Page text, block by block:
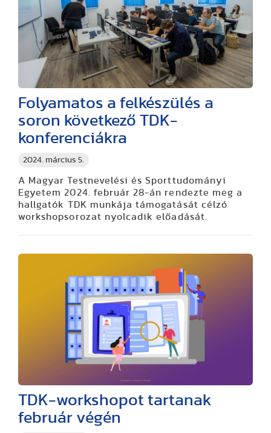
2024. március 5.
Folyamatos a felkészülés a
soron következő TDK-
konferenciákra
A Magyar Testnevelési és Sporttudományi
Egyetem 2024. február 28-án rendezte meg a
hallgatók TDK munkája támogatását célzó
workshopsorozat nyolcadik előadását.
TDK-workshopot tartanak
február végén